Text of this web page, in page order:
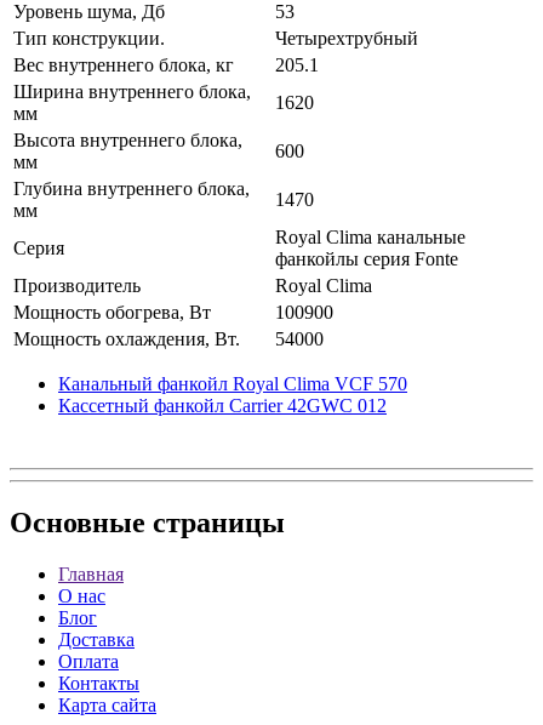
Уровень шума, Дб
53
Тип конструкции.
Четырехтрубный
Вес внутреннего блока, кг
205.1
Ширина внутреннего блока,
мм
1620
Высота внутреннего блока,
мм
600
Глубина внутреннего блока,
мм
1470
Серия
Royal Clima канальные
фанкойлы серия Fonte
Производитель
Royal Clima
Мощность обогрева, Вт
100900
Мощность охлаждения, Вт.
54000
Канальный фанкойл Royal Clima VCF 570
Кассетный фанкойл Carrier 42GWC 012
Основные страницы
Главная
О нас
Блог
Доставка
Оплата
Контакты
Карта сайта